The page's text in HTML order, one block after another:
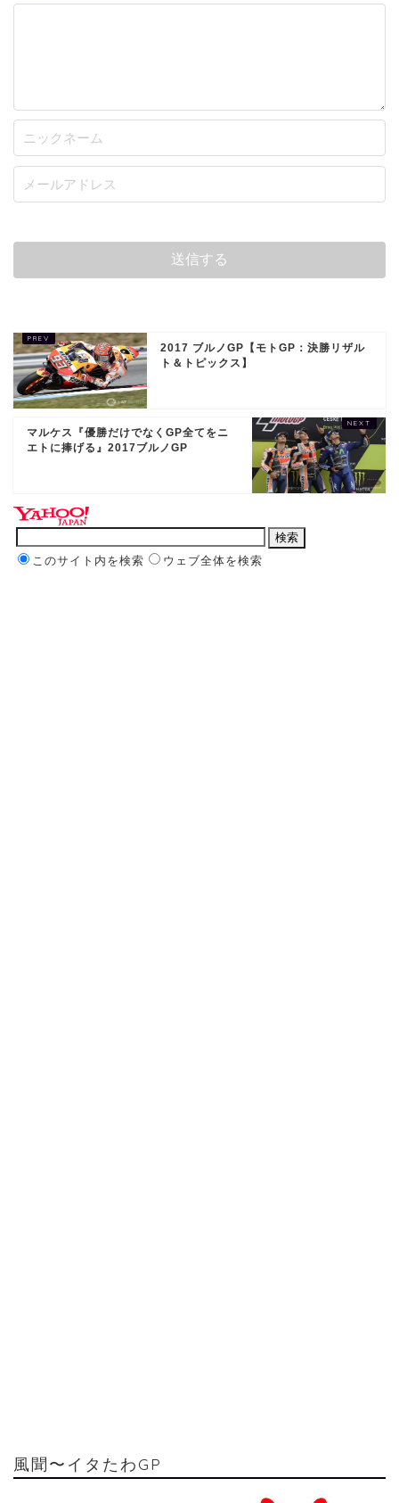
2017 ブルノGP【モトGP：決勝リザル
ト＆トピックス】
マルケス『優勝だけでなくGP全てをニ
エトに捧げる』2017ブルノGP
このサイト内を検索 ウェブ全体を検索
風聞〜イタたわGP